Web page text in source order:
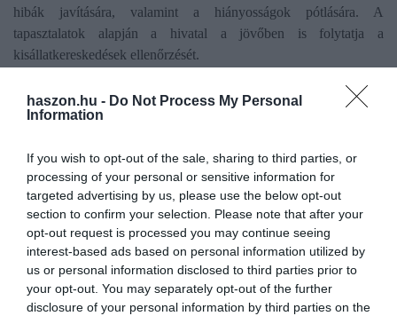
haszon.hu - Do Not Process My Personal
Information
If you wish to opt-out of the sale, sharing to third parties, or
processing of your personal or sensitive information for
targeted advertising by us, please use the below opt-out
section to confirm your selection. Please note that after your
opt-out request is processed you may continue seeing
interest-based ads based on personal information utilized by
us or personal information disclosed to third parties prior to
your opt-out. You may separately opt-out of the further
disclosure of your personal information by third parties on the
hibák javítására, valamint a hiányosságok pótlására. A
tapasztalatok alapján a hivatal a jövőben is folytatja a
kisállatkereskedések ellenőrzését.
kereskedelem